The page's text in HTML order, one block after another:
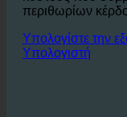
Συνολικά, η
των λυμάτων
κόστους που
περιθωρίων